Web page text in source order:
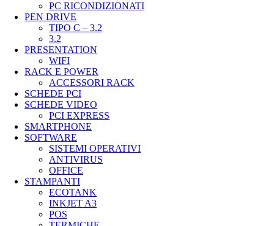
PC RICONDIZIONATI
PEN DRIVE
TIPO C – 3.2
3.2
PRESENTATION
WIFI
RACK E POWER
ACCESSORI RACK
SCHEDE PCI
SCHEDE VIDEO
PCI EXPRESS
SMARTPHONE
SOFTWARE
SISTEMI OPERATIVI
ANTIVIRUS
OFFICE
STAMPANTI
ECOTANK
INKJET A3
POS